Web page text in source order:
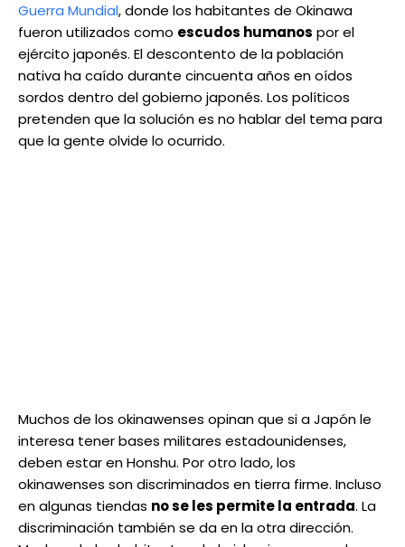
Guerra Mundial, donde los habitantes de Okinawa
fueron utilizados como escudos humanos por el
ejército japonés. El descontento de la población
nativa ha caído durante cincuenta años en oídos
sordos dentro del gobierno japonés. Los políticos
pretenden que la solución es no hablar del tema para
que la gente olvide lo ocurrido.
Muchos de los okinawenses opinan que si a Japón le
interesa tener bases militares estadounidenses,
deben estar en Honshu. Por otro lado, los
okinawenses son discriminados en tierra firme. Incluso
en algunas tiendas no se les permite la entrada. La
discriminación también se da en la otra dirección.